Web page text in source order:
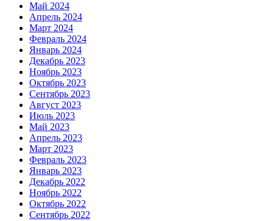
Май 2024
Апрель 2024
Март 2024
Февраль 2024
Январь 2024
Декабрь 2023
Ноябрь 2023
Октябрь 2023
Сентябрь 2023
Август 2023
Июль 2023
Май 2023
Апрель 2023
Март 2023
Февраль 2023
Январь 2023
Декабрь 2022
Ноябрь 2022
Октябрь 2022
Сентябрь 2022